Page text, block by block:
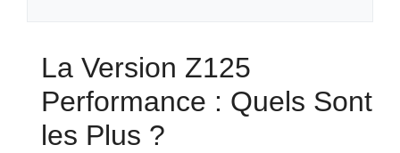
La Version Z125
Performance : Quels Sont
les Plus ?